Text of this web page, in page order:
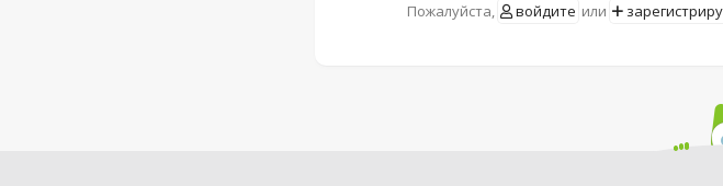
Пожалуйста, войдите или